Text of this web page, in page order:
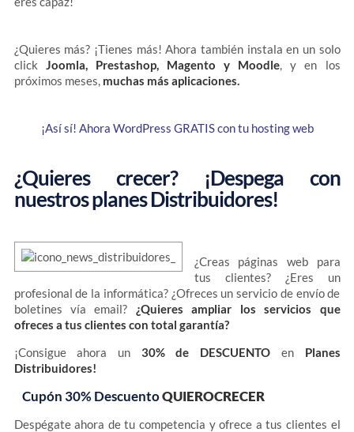
¿Quieres más? ¡Tienes más! Ahora también instala en un solo
click Joomla, Prestashop, Magento y Moodle, y en los
próximos meses, muchas más aplicaciones.
¡Así sí! Ahora WordPress GRATIS con tu hosting web
¿Quieres crecer? ¡Despega con
nuestros planes Distribuidores!
¿Creas páginas web para
tus clientes? ¿Eres un
profesional de la informática? ¿Ofreces un servicio de envío de
boletines vía email? ¿Quieres ampliar los servicios que
ofreces a tus clientes con total garantía?
¡Consigue ahora un 30% de DESCUENTO en Planes
Distribuidores!
Cupón 30% DescuentoQUIEROCRECER
Despégate ahora de tu competencia y ofrece a tus clientes el